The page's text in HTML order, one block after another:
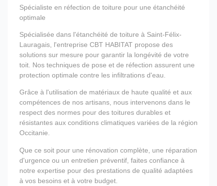
Spécialiste en réfection de toiture pour une étanchéité
optimale
Spécialisée dans l'étanchéité de toiture à Saint-Félix-
Lauragais, l'entreprise CBT HABITAT propose des
solutions sur mesure pour garantir la longévité de votre
toit. Nos techniques de pose et de réfection assurent une
protection optimale contre les infiltrations d'eau.
Grâce à l'utilisation de matériaux de haute qualité et aux
compétences de nos artisans, nous intervenons dans le
respect des normes pour des toitures durables et
résistantes aux conditions climatiques variées de la région
Occitanie.
Que ce soit pour une rénovation complète, une réparation
d'urgence ou un entretien préventif, faites confiance à
notre expertise pour des prestations de qualité adaptées
à vos besoins et à votre budget.